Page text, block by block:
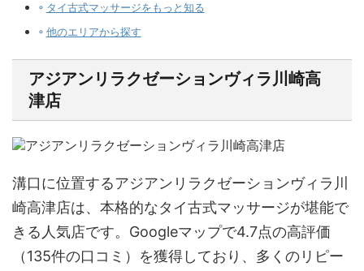
タイ古式マッサージをもっと知る
他のエリアから探す
アジアンリラクゼーションヴィラ川崎高
津店
溝口に位置するアジアンリラクゼーションヴィラ川
崎高津店は、本格的なタイ古式マッサージが堪能で
きる人気店です。Googleマップで4.7点の高評価
（135件の口コミ）を獲得しており、多くのリピー